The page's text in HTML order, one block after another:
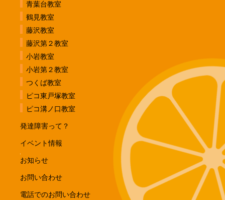
青葉台教室
鶴見教室
藤沢教室
藤沢第２教室
小岩教室
小岩第２教室
つくば教室
ピコ東戸塚教室
ピコ溝ノ口教室
発達障害って？
イベント情報
お知らせ
お問い合わせ
電話でのお問い合わせ